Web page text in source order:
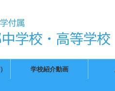
学校紹介動画